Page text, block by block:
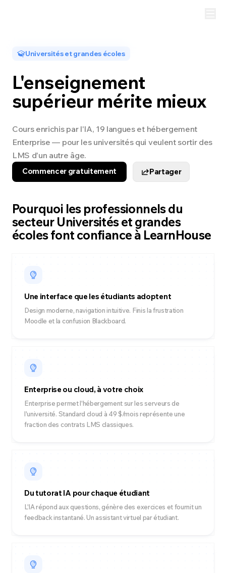
Universités et grandes écoles
L'enseignement
supérieur mérite mieux
Cours enrichis par l'IA, 19 langues et hébergement
Enterprise — pour les universités qui veulent sortir des
LMS d'un autre âge.
Commencer gratuitement Partager
Pourquoi les professionnels du
secteur Universités et grandes
écoles font confiance à LearnHouse
Une interface que les étudiants adoptent
Design moderne, navigation intuitive. Finis la frustration
Moodle et la confusion Blackboard.
Enterprise ou cloud, à votre choix
Enterprise permet l'hébergement sur les serveurs de
l'université. Standard cloud à 49 $/mois représente une
fraction des contrats LMS classiques.
Du tutorat IA pour chaque étudiant
L'IA répond aux questions, génère des exercices et fournit un
feedback instantané. Un assistant virtuel par étudiant.